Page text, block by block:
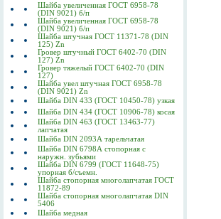
Шайба увеличенная ГОСТ 6958-78
(DIN 9021) б/п
Шайба увеличенная ГОСТ 6958-78
(DIN 9021) б/п
Шайба штучная ГОСТ 11371-78 (DIN
125) Zn
Гровер штучный ГОСТ 6402-70 (DIN
127) Zn
Гровер тяжелый ГОСТ 6402-70 (DIN
127)
Шайба увел штучная ГОСТ 6958-78
(DIN 9021) Zn
Шайба DIN 433 (ГОСТ 10450-78) узкая
Шайба DIN 434 (ГОСТ 10906-78) косая
Шайба DIN 463 (ГОСТ 13463-77)
лапчатая
Шайба DIN 2093А тарельчатая
Шайба DIN 6798А стопорная с
наружн. зубьями
Шайба DIN 6799 (ГОСТ 11648-75)
упорная б/съемн.
Шайба стопорная многолапчатая ГОСТ
11872-89
Шайба стопорная многолапчатая DIN
5406
Шайба медная